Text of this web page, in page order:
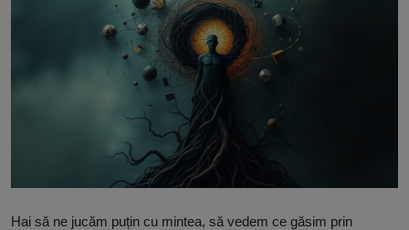
Hai să ne jucăm puțin cu mintea, să vedem ce găsim prin